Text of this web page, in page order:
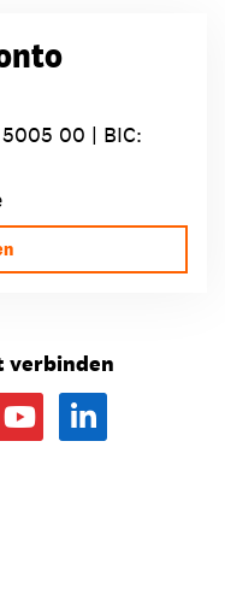
5005 00 | BIC:
verbinden